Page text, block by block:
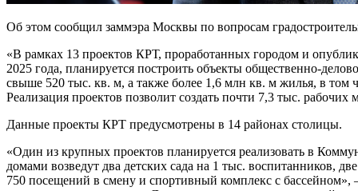
Об этом сообщил заммэра Москвы по вопросам
«В рамках 13 проектов КРТ, проработанных городом и
2025 года, планируется построить объекты общественно-
свыше 520 тыс. кв. м, а также более 1,6 млн кв. м жилья, в том
Реализация проектов позволит создать почти 7,3 тыс. рабочих
Данные проекты КРТ предусмотрены в 14 районах столицы.
«Один из крупных проектов планируется реализовать в
домами возведут два детских сада на 1 тыс. воспитанников,
750 посещений в смену и спортивный комплекс с